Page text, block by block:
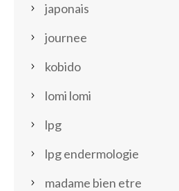
japonais
journee
kobido
lomi lomi
lpg
lpg endermologie
madame bien etre